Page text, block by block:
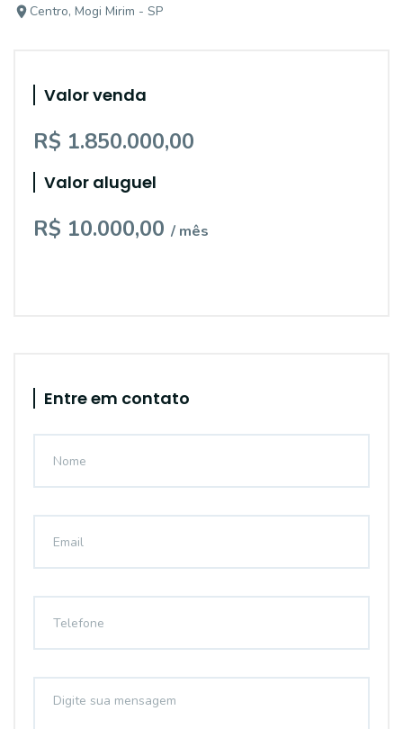
Centro, Mogi Mirim - SP
Valor venda
R$ 1.850.000,00
Valor aluguel
R$ 10.000,00 / mês
Entre em contato